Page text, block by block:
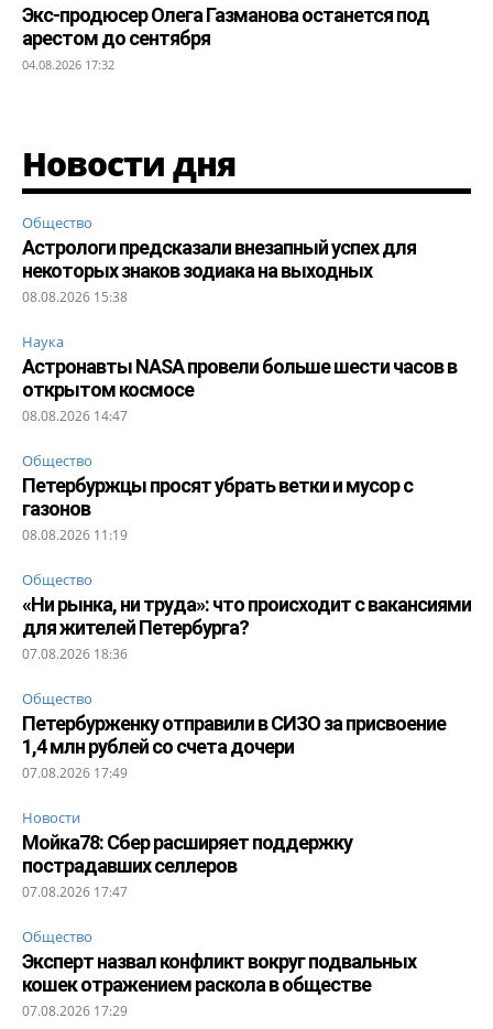
Экс-продюсер Олега Газманова останется под
арестом до сентября
04.08.2026 17:32
Новости дня
Общество
Астрологи предсказали внезапный успех для
некоторых знаков зодиака на выходных
08.08.2026 15:38
Наука
Астронавты NASA провели больше шести часов в
открытом космосе
08.08.2026 14:47
Общество
Петербуржцы просят убрать ветки и мусор с
газонов
08.08.2026 11:19
Общество
«Ни рынка, ни труда»: что происходит с вакансиями
для жителей Петербурга?
07.08.2026 18:36
Общество
Петербурженку отправили в СИЗО за присвоение
1,4 млн рублей со счета дочери
07.08.2026 17:49
Новости
Мойка78: Сбер расширяет поддержку
пострадавших селлеров
07.08.2026 17:47
Общество
Эксперт назвал конфликт вокруг подвальных
кошек отражением раскола в обществе
07.08.2026 17:29